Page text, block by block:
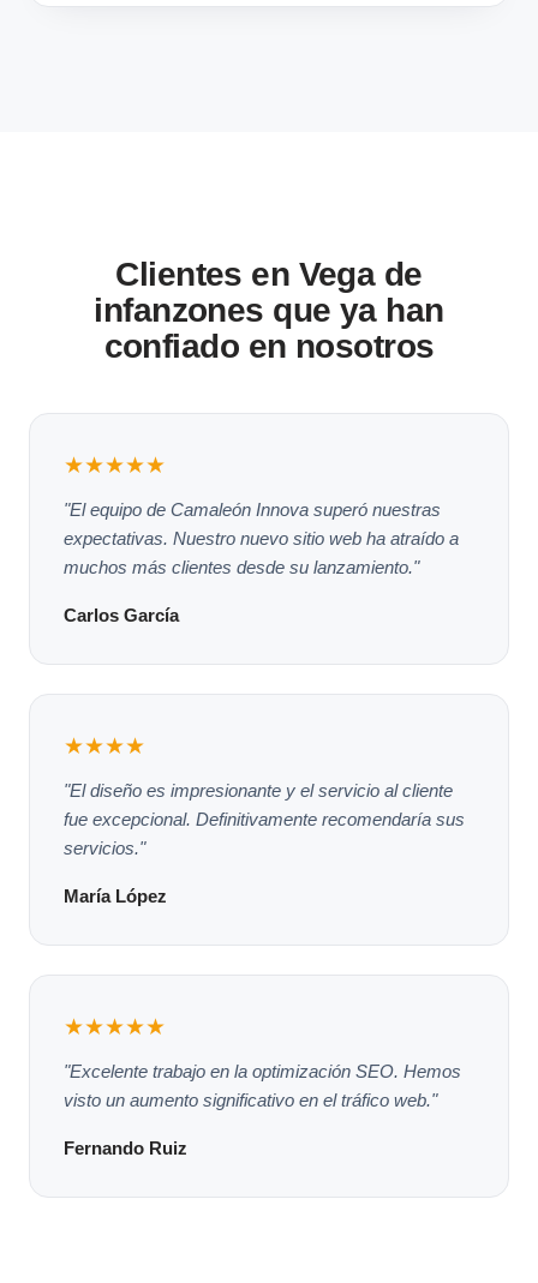
Clientes en Vega de
infanzones que ya han
confiado en nosotros
★★★★★
"El equipo de Camaleón Innova superó nuestras
expectativas. Nuestro nuevo sitio web ha atraído a
muchos más clientes desde su lanzamiento."
Carlos García
★★★★
"El diseño es impresionante y el servicio al cliente
fue excepcional. Definitivamente recomendaría sus
servicios."
María López
★★★★★
"Excelente trabajo en la optimización SEO. Hemos
visto un aumento significativo en el tráfico web."
Fernando Ruiz